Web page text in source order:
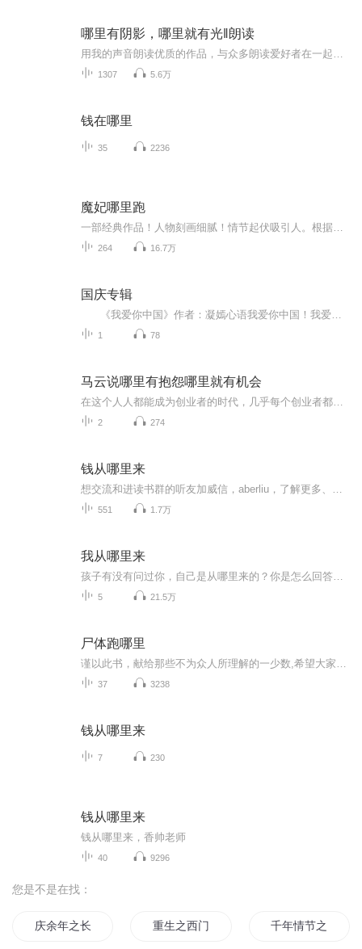
哪里有阴影，哪里就有光‖朗读
1307 5.6万
钱在哪里
35 2236
魔妃哪里跑
264 16.7万
国庆专辑
1 78
马云说哪里有抱怨哪里就有机会
2 274
钱从哪里来
551 1.7万
我从哪里来
5 21.5万
尸体跑哪里
37 3238
钱从哪里来
7 230
钱从哪里来
钱从哪里来，香帅老师
40 9296
您是不是在找：
庆余年之长歌行 重生之西门庆 千年情节之三生